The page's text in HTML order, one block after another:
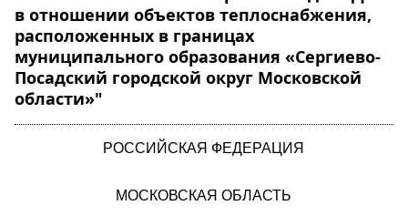
в отношении объектов теплоснабжения,
расположенных в границах
муниципального образования «Сергиево-
Посадский городской округ Московской
области»"
РОССИЙСКАЯ ФЕДЕРАЦИЯ
МОСКОВСКАЯ ОБЛАСТЬ